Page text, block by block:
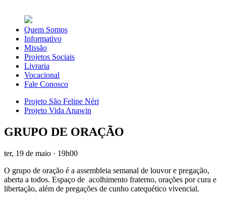
Quem Somos
Informativo
Missão
Projetos Sociais
Livraria
Vocacional
Fale Conosco
Projeto São Felipe Néri
Projeto Vida Anawin
GRUPO DE ORAÇÃO
ter, 19 de maio · 19h00
O grupo de oração é a assembleia semanal de louvor e pregação,
aberta a todos. Espaço de acolhimento fraterno, orações por cura e
libertação, além de pregações de cunho catequético vivencial.